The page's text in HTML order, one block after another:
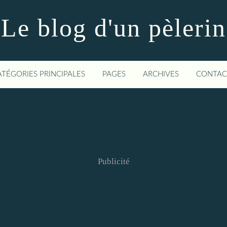
Le blog d'un pèlerin
PRINCIPALES PAGES ARCHIVES
Publicité